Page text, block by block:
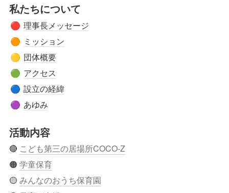
私たちについて
🔴 理事長メッセージ
🟠 ミッション
🟡 団体概要
🟢 アクセス
🔵 設立の経緯
🟣 あゆみ
活動内容
🔴 こども第三の居場所COCO-Z
🟠 学童保育
🟡 みんなのおうち保育園